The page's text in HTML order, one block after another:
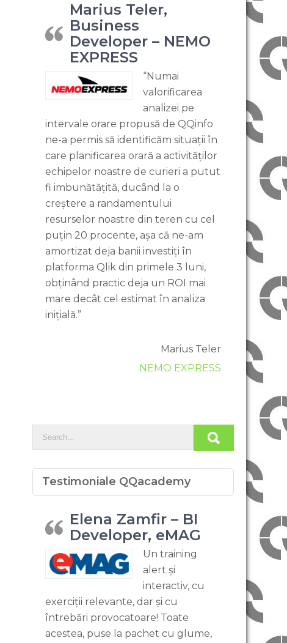
Marius Teler,
Business
Developer – NEMO
EXPRESS
“Numai
valorificarea
analizei pe
intervale orare propusă de QQinfo
ne-a permis să identificăm situații în
care planificarea orară a activităților
echipelor noastre de curieri a putut
fi imbunătățită, ducând la o
creștere a randamentului
resurselor noastre din teren cu cel
puțin 20 procente, așa că ne-am
amortizat deja banii investiți în
platforma Qlik din primele 3 luni,
obținând practic deja un ROI mai
mare decât cel estimat în analiza
inițială.”
Marius Teler
NEMO EXPRESS
Testimoniale QQacademy
Elena Zamfir – BI
Developer, eMAG
Un training
alert și
interactiv, cu
exerciții relevante, dar și cu
întrebări provocatoare! Toate
acestea, puse la pachet cu glume,